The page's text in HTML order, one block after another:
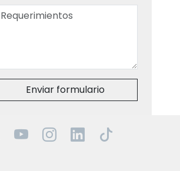
Enviar formulario